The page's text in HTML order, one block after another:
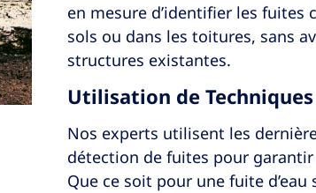
en mesure d’identifier les fuites
sols ou dans les toitures, sans
structures existantes.
Utilisation de
Nos experts utilisent les
détection de fuites pour
Que ce soit pour une fuite